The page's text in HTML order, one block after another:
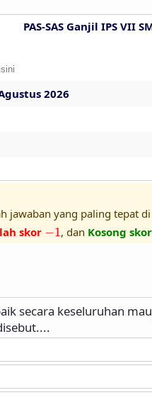
PAS-SAS Ganjil IPS VII
2026
jawaban yang paling tepat
skor −1
1 , dan Kosong skor
secara keseluruhan